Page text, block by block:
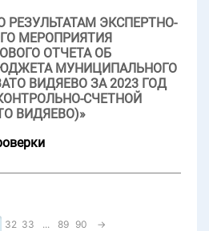
РЕЗУЛЬТАТАМ ЭКСПЕРТНО-
МЕРОПРИЯТИЯ
ОТЧЕТА ОБ
МУНИЦИПАЛЬНОГО
ВИДЯЕВО ЗА 2023 ГОД
СЧЕТНОЙ
ВИДЯЕВО)»
32 33 ... 89 90 →